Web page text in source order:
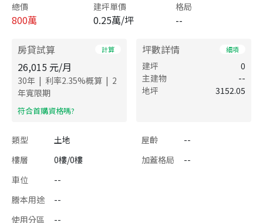
總價
800萬
建坪單價
0.25萬/坪
格局
--
房貸試算 計算
26,015 元/月
30年 | 利率2.35%概算 | 2
年寬限期
​符合首購資格嗎?
坪數詳情 細項
建坪
0
主建物
--
地坪
3152.05
類型 土地 屋齡
--
樓層
0樓/0樓 加蓋格局
--
車位
--
謄本用途
--
使用分區
--